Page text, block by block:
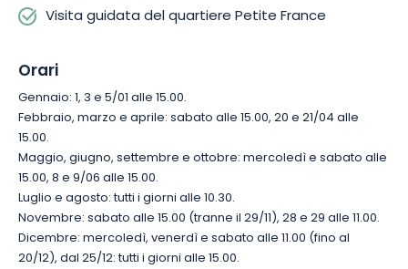
Visita guidata del quartiere Petite France
Orari
Gennaio: 1, 3 e 5/01 alle 15.00.
Febbraio, marzo e aprile: sabato alle 15.00, 20 e 21/04 alle
15.00.
Maggio, giugno, settembre e ottobre: mercoledì e sabato alle
15.00, 8 e 9/06 alle 15.00.
Luglio e agosto: tutti i giorni alle 10.30.
Novembre: sabato alle 15.00 (tranne il 29/11), 28 e 29 alle 11.00.
Dicembre: mercoledì, venerdì e sabato alle 11.00 (fino al
20/12), dal 25/12: tutti i giorni alle 15.00.